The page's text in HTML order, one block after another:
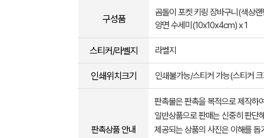
구성품
곰돌이 포켓 키링 장바구니(색상
양면 수세미(10x10x4cm) x 1
스티커/라벨지 라벨지
인쇄위치크기 인쇄불가능/스티커 가능(스티커
판촉상품 안내
판촉물은 판촉을 목적으로 제작하
일반상품으로 판매는 신중히 판단
제공되는 상품의 사진은 이해를